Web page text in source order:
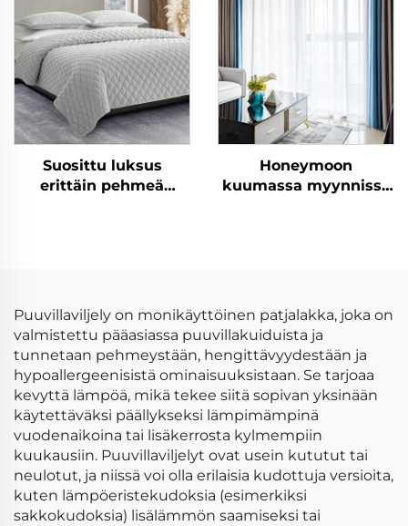
makuuhuoneen viltti-
ja peittojoukko
korkealaatuinen
hengittävä
Suosittu luksus
erittäin pehmeä
Honeymoon
kuumassa myynnissä
Puuvillaviljely on monikäyttöinen patjalakka, joka on
valmistettu pääasiassa puuvillakuiduista ja
tunnetaan pehmeystään, hengittävyydestään ja
hypoallergeenisistä ominaisuuksistaan. Se tarjoaa
kevyttä lämpöä, mikä tekee siitä sopivan yksinään
käytettäväksi päällykseksi lämpimämpinä
vuodenaikoina tai lisäkerrosta kylmempiin
kuukausiin. Puuvillaviljelyt ovat usein kututut tai
neulotut, ja niissä voi olla erilaisia kudottuja versioita,
kuten lämpöeristekudoksia (esimerkiksi
sakkokudoksia) lisälämmön saamiseksi tai